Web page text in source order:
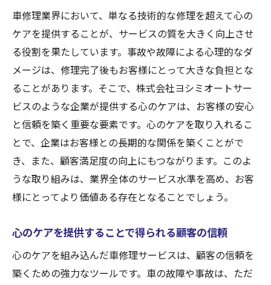
車修理業界において、単なる技術的な修理を超えて心の
ケアを提供することが、サービスの質を大きく向上させ
る役割を果たしています。事故や故障による心理的なダ
メージは、修理完了後もお客様にとって大きな負担とな
ることがあります。そこで、株式会社ヨシミオートサー
ビスのような企業が提供する心のケアは、お客様の安心
と信頼を築く重要な要素です。心のケアを取り入れるこ
とで、企業はお客様との長期的な関係を築くことがで
き、また、顧客満足度の向上にもつながります。このよ
うな取り組みは、業界全体のサービス水準を高め、お客
様にとってより価値ある存在となることでしょう。
心のケアを提供することで得られる顧客の信頼
心のケアを組み込んだ車修理サービスは、顧客の信頼を
築くための強力なツールです。車の故障や事故は、ただ